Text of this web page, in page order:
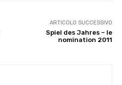
ARTICOLO SUCCESSIVO
Spiel des Jahres – le
nomination 2011